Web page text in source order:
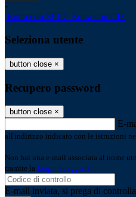
-
Entra con SPID Entra con CIE
Seleziona utente
button close ×
Recupero password
button close ×
E-
all'indirizzo indicato con le istruzioni
Non hai una e-mail associata al nome
tramite la Login Spaggiari
E-mail inviata, si prega di